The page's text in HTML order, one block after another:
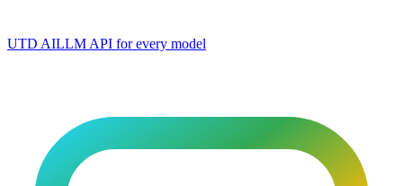
UTD AILLM API for every model